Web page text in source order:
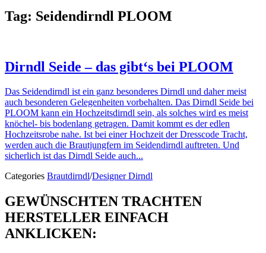
Tag: Seidendirndl PLOOM
Dirndl Seide – das gibt‘s bei PLOOM
Das Seidendirndl ist ein ganz besonderes Dirndl und daher meist
auch besonderen Gelegenheiten vorbehalten. Das Dirndl Seide bei
PLOOM kann ein Hochzeitsdirndl sein, als solches wird es meist
knöchel- bis bodenlang getragen. Damit kommt es der edlen
Hochzeitsrobe nahe. Ist bei einer Hochzeit der Dresscode Tracht,
werden auch die Brautjungfern im Seidendirndl auftreten. Und
sicherlich ist das Dirndl Seide auch...
Categories Brautdirndl/Designer Dirndl
GEWÜNSCHTEN TRACHTEN
HERSTELLER EINFACH
ANKLICKEN: